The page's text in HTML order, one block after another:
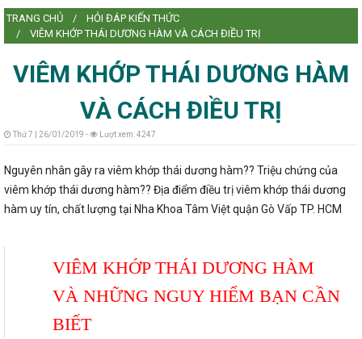
TRANG CHỦ
HỎI ĐÁP KIẾN THỨC
VIÊM KHỚP THÁI DƯƠNG HÀM VÀ CÁCH ĐIỀU TRỊ
VIÊM KHỚP THÁI DƯƠNG HÀM
VÀ CÁCH ĐIỀU TRỊ
Thứ 7 | 26/01/2019 - Lượt xem: 4247
Nguyên nhân gây ra viêm khớp thái dương hàm?? Triệu chứng của
viêm khớp thái dương hàm?? Địa điểm điều trị viêm khớp thái dương
hàm uy tín, chất lượng tại Nha Khoa Tâm Việt quận Gò Vấp TP. HCM
VIÊM KHỚP THÁI DƯƠNG HÀM
VÀ NHỮNG NGUY HIỂM BẠN CẦN
BIẾT